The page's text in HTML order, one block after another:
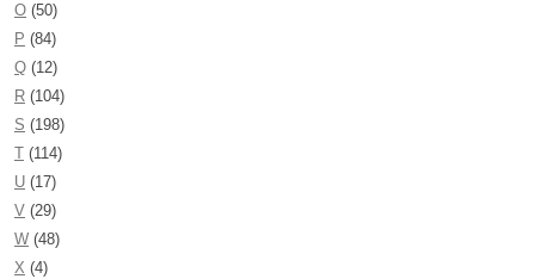
O (50)
P (84)
Q (12)
R (104)
S (198)
T (114)
U (17)
V (29)
W (48)
X (4)